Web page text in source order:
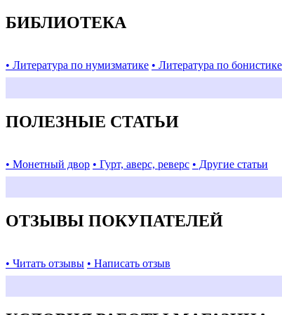
БИБЛИОТЕКА
• Литература по нумизматике • Литература по бонистике
ПОЛЕЗНЫЕ СТАТЬИ
• Монетный двор • Гурт, аверс, реверс • Другие статьи
ОТЗЫВЫ ПОКУПАТЕЛЕЙ
• Читать отзывы • Написать отзыв